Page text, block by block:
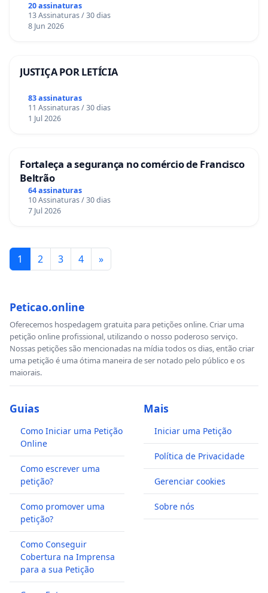
20 assinaturas
13 Assinaturas / 30 dias
8 Jun 2026
JUSTIÇA POR LETÍCIA
83 assinaturas
11 Assinaturas / 30 dias
1 Jul 2026
Fortaleça a segurança no comércio de Francisco
Beltrão
64 assinaturas
10 Assinaturas / 30 dias
7 Jul 2026
1 2 3 4 »
Peticao.online
Oferecemos hospedagem gratuita para petições online. Criar uma
petição online profissional, utilizando o nosso poderoso serviço.
Nossas petições são mencionadas na mídia todos os dias, então criar
uma petição é uma ótima maneira de ser notado pelo público e os
maiorais.
Guias
Como Iniciar uma Petição
Online
Como escrever uma
petição?
Como promover uma
petição?
Como Conseguir
Cobertura na Imprensa
para a sua Petição
Mais
Iniciar uma Petição
Política de Privacidade
Gerenciar cookies
Sobre nós